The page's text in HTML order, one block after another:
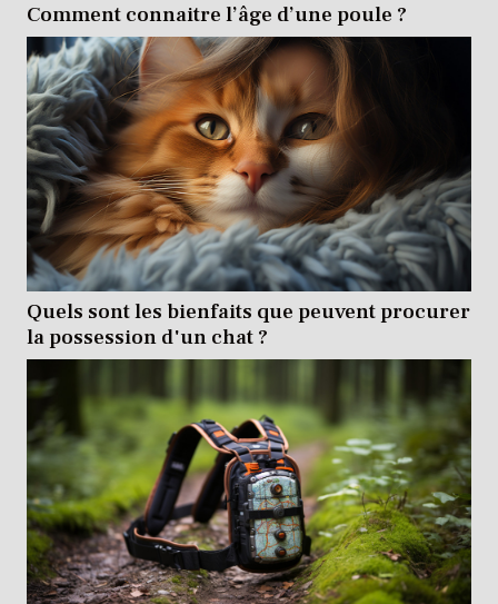
Comment connaitre l’âge d’une poule ?
Quels sont les bienfaits que peuvent procurer
la possession d'un chat ?